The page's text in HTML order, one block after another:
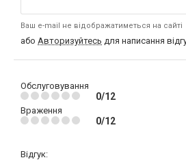
Ваш e-mail не відображатиметься на сайті
або Авторизуйтесь для написання
Обслуговування
0/12
Враження
0/12
Відгук: